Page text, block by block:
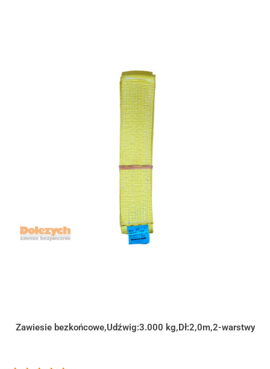
Zawiesie bezkońcowe,Udźwig:3.000 kg,Dł:2,0m,2-warstwy